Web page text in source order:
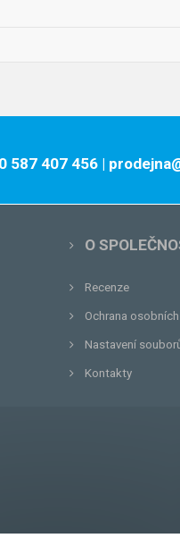
587 407 456 |
O
Recenze
Ochrana
Nastavení
Kontakty